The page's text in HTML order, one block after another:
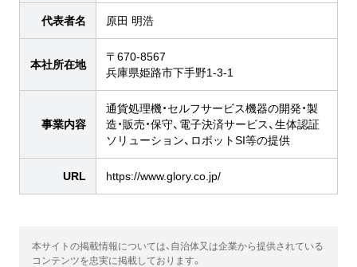
代表者名 原田 明浩
本社所在地
〒670-8567
兵庫県姫路市下手野1-3-1
事業内容
通貨処理機・セルフサービス機器の開発・製
造・販売・保守、電子決済サービス、生体認証
ソリューション、ロボットSI等の提供
URL https://www.glory.co.jp/
本サイトの掲載情報については、自治体又は企業から提供されている
コンテンツを忠実に掲載しております。